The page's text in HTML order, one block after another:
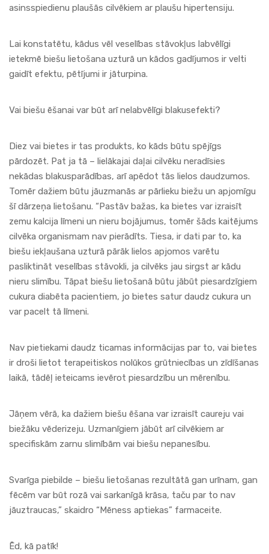
asinsspiedienu plaušās cilvēkiem ar plaušu hipertensiju.
Lai konstatētu, kādus vēl veselības stāvokļus labvēlīgi
ietekmē biešu lietošana uzturā un kādos gadījumos ir velti
gaidīt efektu, pētījumi ir jāturpina.
Vai biešu ēšanai var būt arī nelabvēlīgi blakusefekti?
Diez vai bietes ir tas produkts, ko kāds būtu spējīgs
pārdozēt. Pat ja tā – lielākajai daļai cilvēku neradīsies
nekādas blakusparādības, arī apēdot tās lielos daudzumos.
Tomēr dažiem būtu jāuzmanās ar pārlieku biežu un apjomīgu
šī dārzeņa lietošanu. “Pastāv bažas, ka bietes var izraisīt
zemu kalcija līmeni un nieru bojājumus, tomēr šāds kaitējums
cilvēka organismam nav pierādīts. Tiesa, ir dati par to, ka
biešu iekļaušana uzturā pārāk lielos apjomos varētu
pasliktināt veselības stāvokli, ja cilvēks jau sirgst ar kādu
nieru slimību. Tāpat biešu lietošanā būtu jābūt piesardzīgiem
cukura diabēta pacientiem, jo bietes satur daudz cukura un
var pacelt tā līmeni.
Nav pietiekami daudz ticamas informācijas par to, vai bietes
ir droši lietot terapeitiskos nolūkos grūtniecības un zīdīšanas
laikā, tādēļ ieteicams ievērot piesardzību un mērenību.
Jāņem vērā, ka dažiem biešu ēšana var izraisīt caureju vai
biežāku vēderizeju. Uzmanīgiem jābūt arī cilvēkiem ar
specifiskām zarnu slimībām vai biešu nepanesību.
Svarīga piebilde – biešu lietošanas rezultātā gan urīnam, gan
fēcēm var būt rozā vai sarkanīgā krāsa, taču par to nav
jāuztraucas,” skaidro “Mēness aptiekas” farmaceite.
Ēd, kā patīk!